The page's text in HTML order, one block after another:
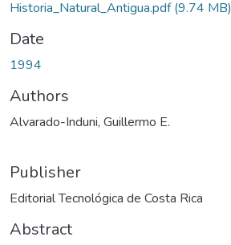
Historia_Natural_Antigua.pdf(9.74 MB)
Date
1994
Authors
Alvarado-Induni, Guillermo E.
Publisher
Editorial Tecnológica de Costa Rica
Abstract